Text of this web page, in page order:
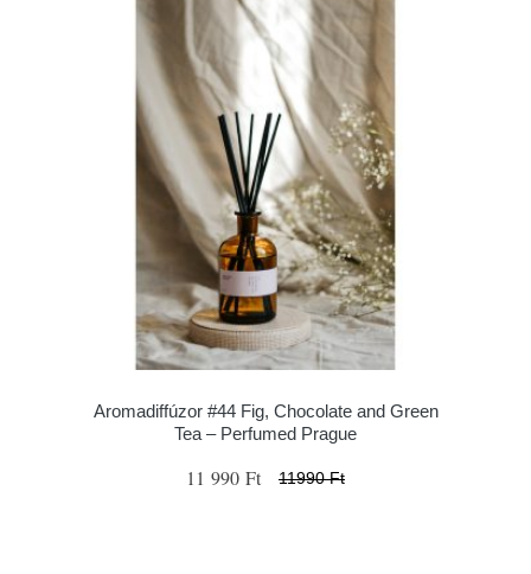
Aromadiffúzor #44 Fig, Chocolate and Green
Tea – Perfumed Prague
11 990 Ft 11990 Ft